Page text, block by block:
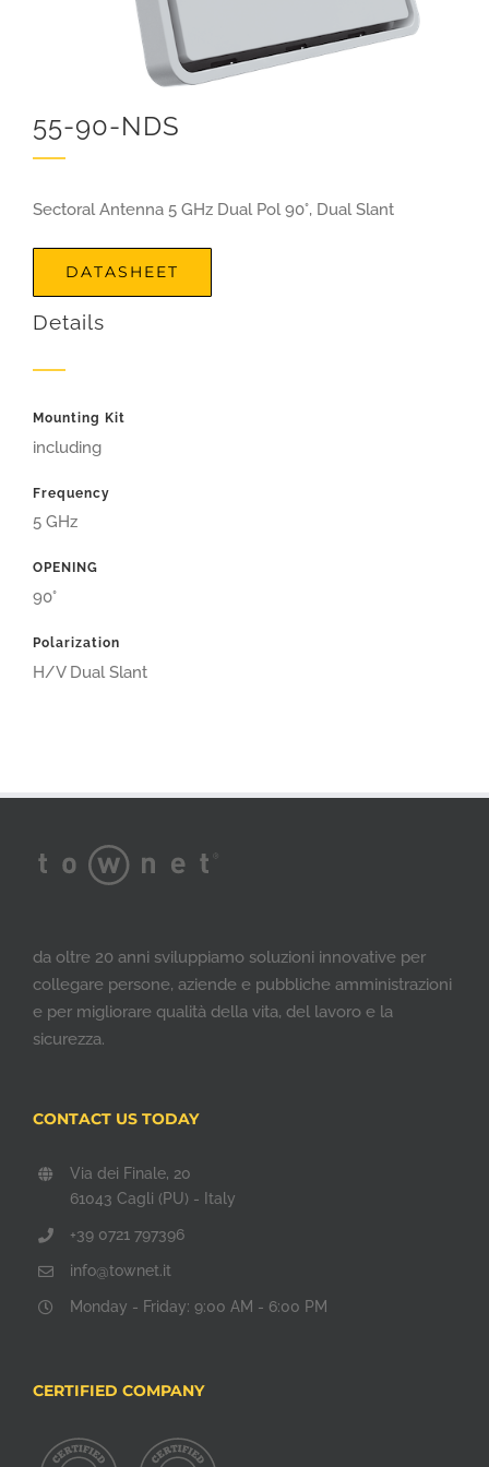
55-90-NDS
Sectoral Antenna 5 GHz Dual Pol 90°, Dual Slant
DATASHEET
Details
Mounting Kit
including
Frequency
5 GHz
OPENING
90°
Polarization
H/V Dual Slant
da oltre 20 anni sviluppiamo soluzioni innovative per
collegare persone, aziende e pubbliche amministrazioni
e per migliorare qualità della vita, del lavoro e la
sicurezza.
CONTACT US TODAY
Via dei Finale, 20
61043 Cagli (PU) - Italy
+39 0721 797396
info@townet.it
Monday - Friday: 9:00 AM - 6:00 PM
CERTIFIED COMPANY